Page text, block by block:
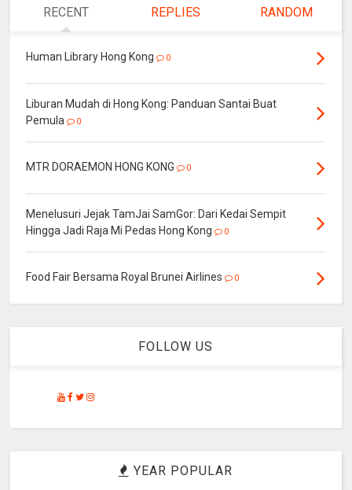
RECENT REPLIES RANDOM
Human Library Hong Kong 0
Liburan Mudah di Hong Kong: Panduan Santai Buat
Pemula
0
MTR DORAEMON HONG KONG 0
Menelusuri Jejak TamJai SamGor: Dari Kedai Sempit
Hingga Jadi Raja Mi Pedas Hong Kong
0
Food Fair Bersama Royal Brunei Airlines 0
FOLLOW US
YEAR POPULAR